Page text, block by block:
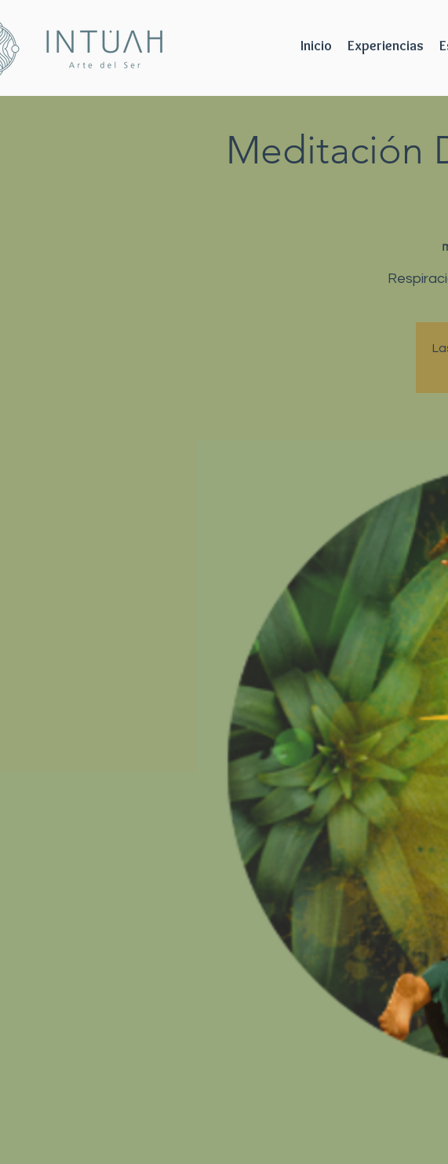
Inicio Experiencias
Meditación